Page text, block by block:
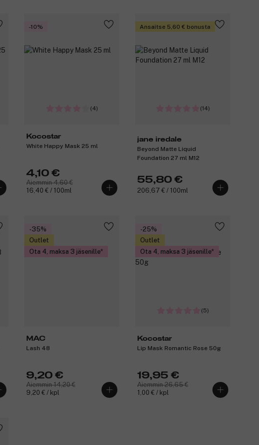
-10%
(4)
Kocostar
White Happy Mask 25 ml
4,10 €
Aiemmin 4,60 €
16,40 € / 100ml
Ansaitse 5,60 € bonusta
(14)
jane iredale
Beyond Matte Liquid
Foundation 27 ml M12
55,80 €
206,67 € / 100ml
-35%
Outlet
Ota 4, maksa 3 jäsenille
MAC
Lash 48
9,20 €
Aiemmin 14,20 €
9,20 € / kpl
-25%
Outlet
Ota 4, maksa 3 jäsenille
(5)
Kocostar
Lip Mask Romantic Rose 50g
19,95 €
Aiemmin 26,65 €
1,00 € / kpl